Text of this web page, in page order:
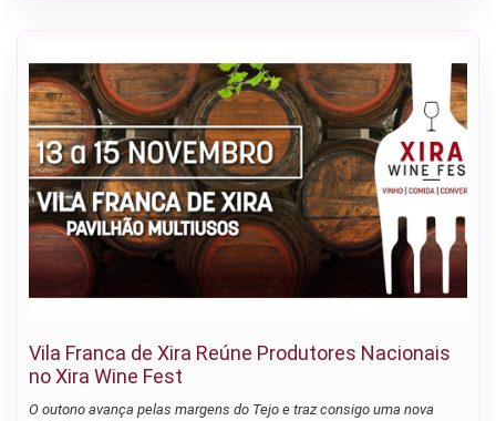
Vila Franca de Xira Reúne Produtores Nacionais
no Xira Wine Fest
O outono avança pelas margens do Tejo e traz consigo uma nova